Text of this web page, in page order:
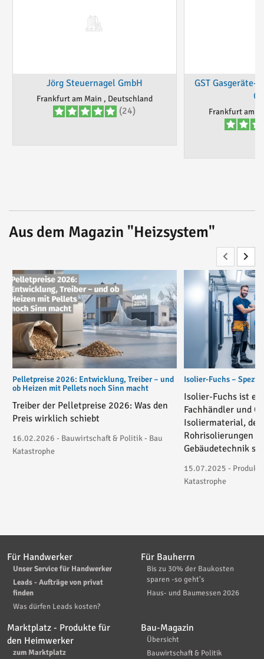
Jörg Steuernagel GmbH
Frankfurt am Main , Deutschland
(24)
GST Gasgeräte-
Frankfurt am
Aus dem Magazin "Heizsystem"
Pelletpreise 2026: Entwicklung, Treiber – und
ob Heizen mit Pellets noch Sinn macht
Treiber der Pelletpreise 2026: Was den
Preis wirklich schiebt
16.02.2026 - Bauwirtschaft & Politik - Bau
Katastrophe
Isolier-Fuchs –
Isolier-Fuchs ist
Fachhändler und
Isoliermaterial, der
Rohrisolierungen
Gebäudetechnik
15.07.2025 -
Katastrophe
Für Handwerker
Unser Service für Handwerker
Leads - Aufträge von privat
finden
Was dürfen Leads kosten?
Für Bauherrn
Bis zu 30% der Baukosten
sparen -so geht's
Haus- und Baumessen 2026
Marktplatz - Produkte für
den Heimwerker
zum Marktplatz
Bau-Magazin
Übersicht
Bauwirtschaft & Politik